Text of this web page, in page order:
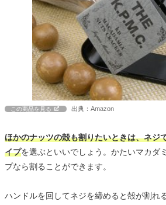
この商品を見る 出典：Amazon
ほかのナッツの殻も割りたいときは、ネジ
イプを選ぶといいでしょう。かたいマカダ
プなら割ることができます。
ハンドルを回してネジを締めると殻が割れ